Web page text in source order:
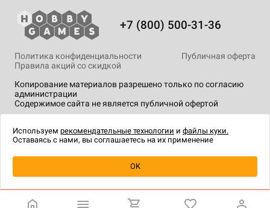
Уведомить о наличии
+7 (800) 500-31-36
Копирование материалов разрешено только по согласию
администрации
Содержимое сайта не является публичной офертой
Политика конфиденциальности
Публичная оферта
Правила акций со скидкой
технологии.
Используем рекомендательные технологии и файлы куки.
Оставаясь с нами, вы соглашаетесь на их применение
OK